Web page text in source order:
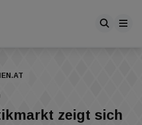
zeigt sich